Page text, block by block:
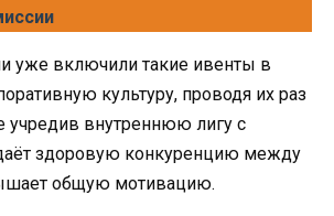
уже включили такие ивенты в
культуру, проводя их раз
учредив внутреннюю лигу с
здоровую конкуренцию между
общую мотивацию.